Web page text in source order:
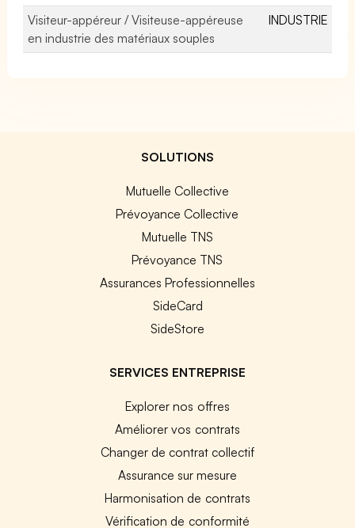
Visiteur-appéreur / Visiteuse-appéreuse
en industrie des matériaux souples
INDUSTRIE
SOLUTIONS
Mutuelle Collective
Prévoyance Collective
Mutuelle TNS
Prévoyance TNS
Assurances Professionnelles
SideCard
SideStore
SERVICES ENTREPRISE
Explorer nos offres
Améliorer vos contrats
Changer de contrat collectif
Assurance sur mesure
Harmonisation de contrats
Vérification de conformité